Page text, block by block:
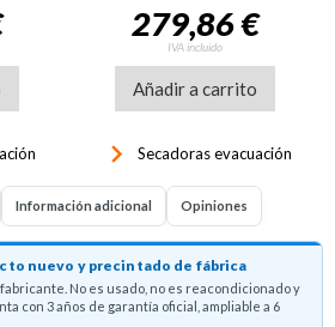
279,86 €
IVA incluido
Añadir a carrito
keyboard_arrow_right Secadoras evacuación
Información adicional Opiniones
nuevo y precintado de fábrica
No es usado, no es reacondicionado y
con 3 años de garantía oficial, ampliable a 6